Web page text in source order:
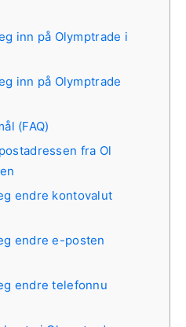
inn på Olymptrade i
inn på Olymptrade
(FAQ)
fra Ol
endre kontovalut
endre e-posten
endre telefonnu